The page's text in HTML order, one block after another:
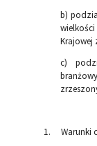
b)
Krajowej
c)
1. Warunki